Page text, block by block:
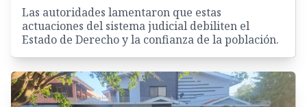
Las autoridades lamentaron que estas
actuaciones del sistema judicial debiliten el
Estado de Derecho y la confianza de la población.